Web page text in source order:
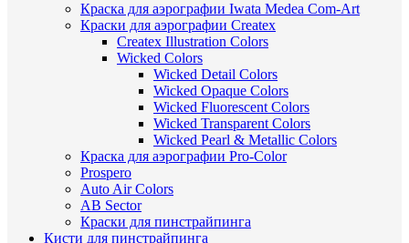
Краска для аэрографии Iwata Medea Com-Art
Краски для аэрографии Createx
Createx Illustration Colors
Wicked Colors
Wicked Detail Colors
Wicked Opaque Colors
Wicked Fluorescent Colors
Wicked Transparent Colors
Wicked Pearl & Metallic Colors
Краска для аэрографии Pro-Color
Prospero
Auto Air Colors
AB Sector
Краски для пинстрайпинга
Кисти для пинстрайпинга